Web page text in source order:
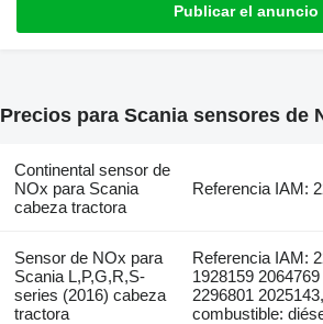
Publicar el anuncio
Precios para Scania sensores de
Continental sensor de
NOx para Scania
cabeza tractora
Referencia IAM:
Sensor de NOx para
Scania L,P,G,R,S-
series (2016) cabeza
tractora
Referencia IAM:
1928159
2296801 2025143,
combustible: